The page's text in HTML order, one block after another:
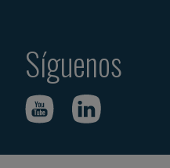
Síguenos